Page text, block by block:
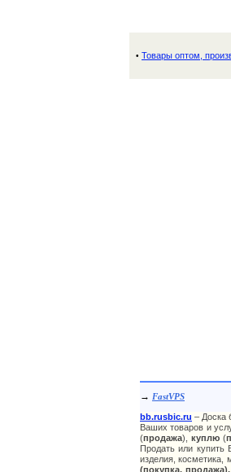
• Товары оптом,
→ FastVPS
bb.rusbic.ru – Доска
Ваших товаров и
(продажа), куплю (
Продать или купить
изделия, косметика,
(покупка,